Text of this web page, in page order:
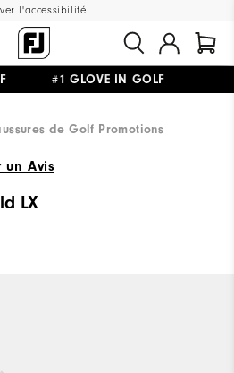
l'accessibilité
#1 GLOVE IN GOLF
de Golf Promotions
un Avis
LX